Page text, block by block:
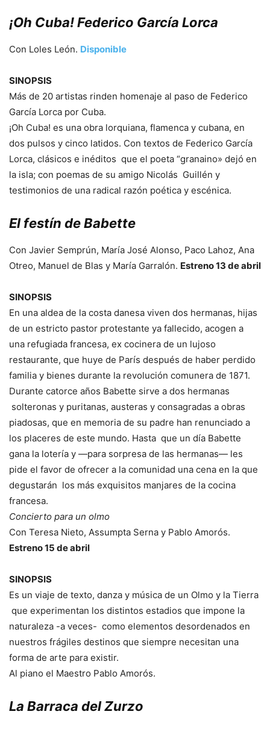
¡Oh Cuba! Federico García Lorca
Con Loles León. Disponible
SINOPSIS
Más de 20 artistas rinden homenaje al paso de Federico
García Lorca por Cuba.
¡Oh Cuba! es una obra lorquiana, flamenca y cubana, en
dos pulsos y cinco latidos. Con textos de Federico García
Lorca, clásicos e inéditos que el poeta “granaino» dejó en
la isla; con poemas de su amigo Nicolás Guillén y
testimonios de una radical razón poética y escénica.
El festín de Babette
Con Javier Semprún, María José Alonso, Paco Lahoz, Ana
Otreo, Manuel de Blas y María Garralón. Estreno 13 de abril
SINOPSIS
En una aldea de la costa danesa viven dos hermanas, hijas
de un estricto pastor protestante ya fallecido, acogen a
una refugiada francesa, ex cocinera de un lujoso
restaurante, que huye de París después de haber perdido
familia y bienes durante la revolución comunera de 1871.
Durante catorce años Babette sirve a dos hermanas
solteronas y puritanas, austeras y consagradas a obras
piadosas, que en memoria de su padre han renunciado a
los placeres de este mundo. Hasta que un día Babette
gana la lotería y —para sorpresa de las hermanas— les
pide el favor de ofrecer a la comunidad una cena en la que
degustarán los más exquisitos manjares de la cocina
francesa.
Concierto para un olmo
Con Teresa Nieto, Assumpta Serna y Pablo Amorós.
Estreno 15 de abril
SINOPSIS
Es un viaje de texto, danza y música de un Olmo y la Tierra
que experimentan los distintos estadios que impone la
naturaleza -a veces- como elementos desordenados en
nuestros frágiles destinos que siempre necesitan una
forma de arte para existir.
Al piano el Maestro Pablo Amorós.
La Barraca del Zurzo